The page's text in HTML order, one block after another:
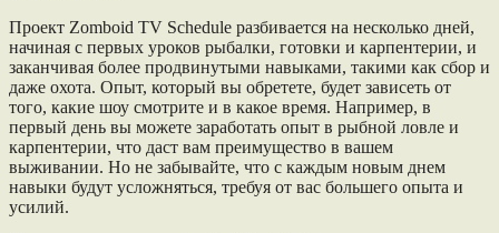
Проект Zomboid TV Schedule разбивается на несколько дней,
начиная с первых уроков рыбалки, готовки и карпентерии, и
заканчивая более продвинутыми навыками, такими как сбор и
даже охота. Опыт, который вы обретете, будет зависеть от
того, какие шоу смотрите и в какое время. Например, в
первый день вы можете заработать опыт в рыбной ловле и
карпентерии, что даст вам преимущество в вашем
выживании. Но не забывайте, что с каждым новым днем
навыки будут усложняться, требуя от вас большего опыта и
усилий.